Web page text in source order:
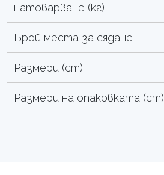
натоварване (кг)
Брой места за сядане
Размери (cm)
Размери на опаковката (cm)